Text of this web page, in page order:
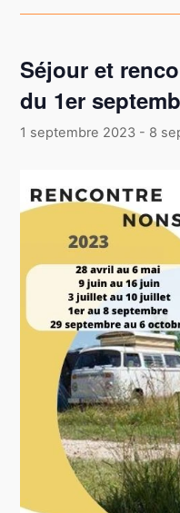
Séjour et
du 1er
1 septembre 2023 - 8